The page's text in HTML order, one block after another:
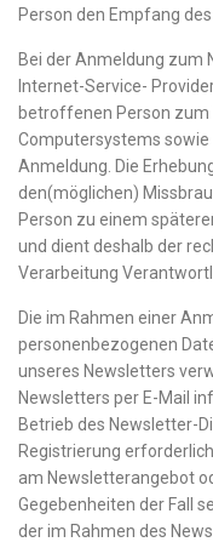
Person den Empfang
Bei der Anmeldung zum
Internet-Service-
betroffenen Person
Computersystems
Anmeldung. Die
den(möglichen)
Person zu einem
und dient deshalb der
Verarbeitung
Die im Rahmen einer
personenbezogenen
unseres Newsletters
Newsletters per E-Mail
Betrieb des Newsletter-
Registrierung
am Newsletterangebot
Gegebenheiten der Fall
der im Rahmen des